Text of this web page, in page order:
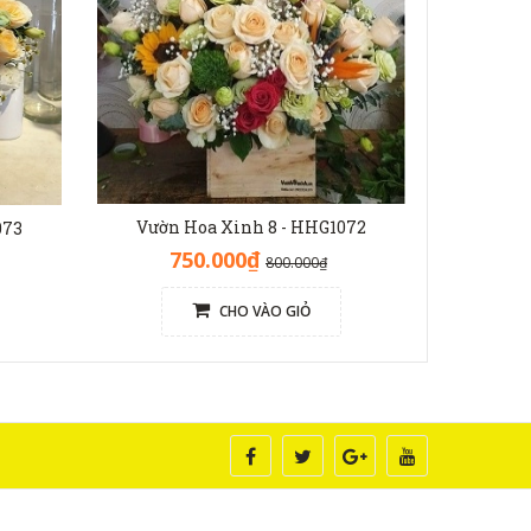
Vườn Hoa Xinh 8 - HHG1072
750.000₫ 800.000₫
CHO VÀO GIỎ